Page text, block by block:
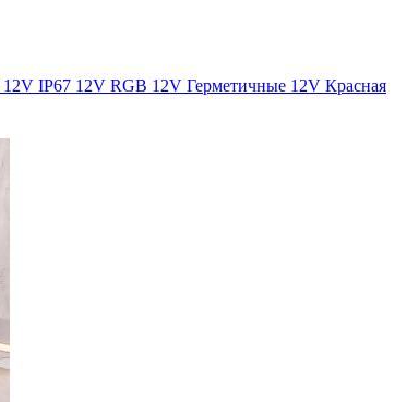
12V IP67 12V RGB 12V Герметичные 12V Красная